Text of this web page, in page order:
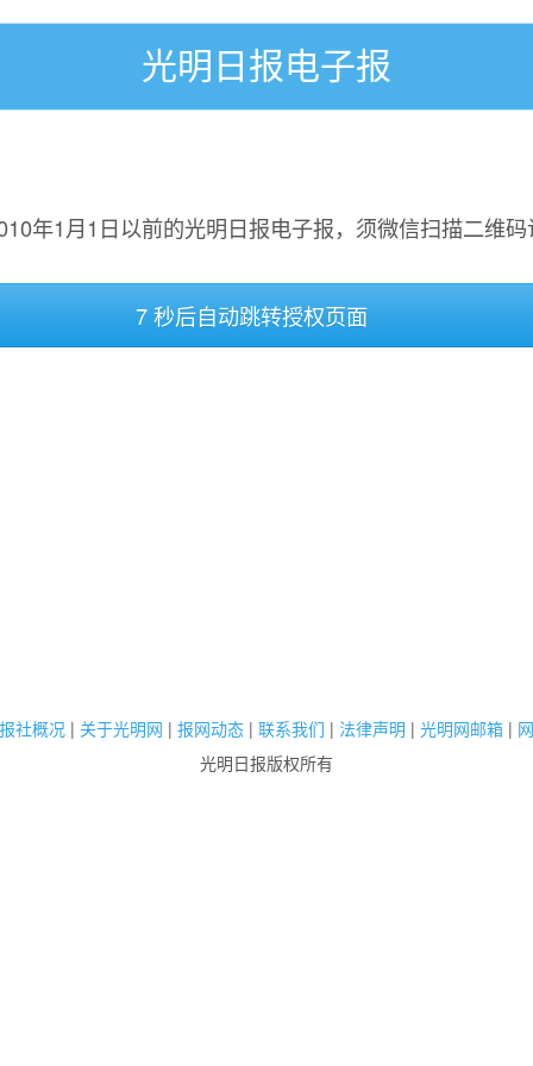
光明日报电子报
年1月1日以前的光明日报电子报，须微信扫描二维
7 秒后自动跳转授权页面
社概况 | 关于光明网 | 报网动态 | 联系我们 | 法律声明 | 光明网邮箱 |
光明日报版权所有